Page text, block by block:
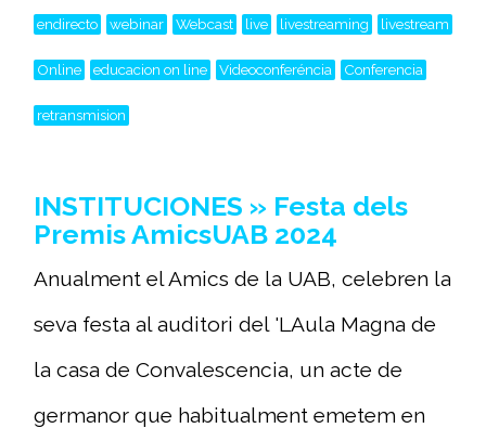
endirecto webinar Webcast live livestreaming livestream
Online educacion on line Videoconferéncia Conferencia
retransmision
INSTITUCIONES » Festa dels
Premis AmicsUAB 2024
Anualment el Amics de la UAB, celebren la
seva festa al auditori del 'LAula Magna de
la casa de Convalescencia, un acte de
germanor que habitualment emetem en